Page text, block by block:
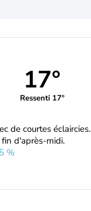
17°
Ressenti 17°
de courtes éclaircies.
d'après-midi.
%